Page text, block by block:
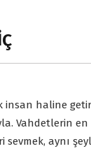
haline
Vahdetlerin
aynı